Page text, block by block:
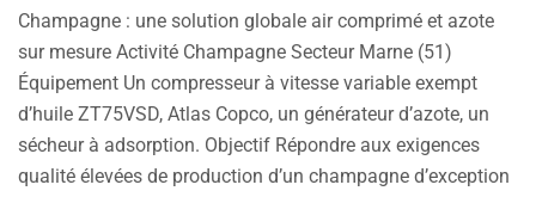
Champagne : une solution globale air comprimé et azote
sur mesure Activité Champagne Secteur Marne (51)
Équipement Un compresseur à vitesse variable exempt
d’huile ZT75VSD, Atlas Copco, un générateur d’azote, un
sécheur à adsorption. Objectif Répondre aux exigences
qualité élevées de production d’un champagne d’exception